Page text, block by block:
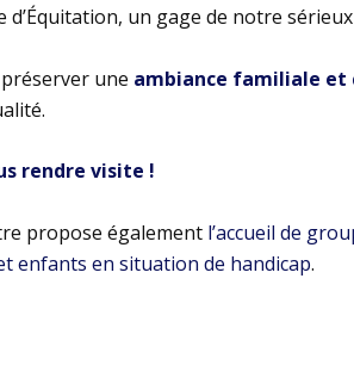
d’Équitation, un gage de notre
une ambiance familiale et
rendre visite !
propose également l’accueil de
enfants en situation de handicap.